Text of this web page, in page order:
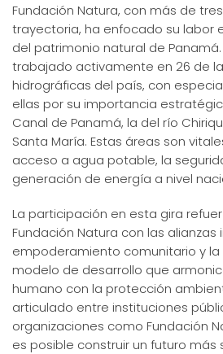
Fundación Natura, con más de
trayectoria, ha enfocado su labor
del patrimonio natural de Panamá.
trabajado activamente en 26 de
hidrográficas del país, con
ellas por su importancia
Canal de Panamá, la del río
Santa María. Estas áreas son
acceso a agua potable, la
generación de energía a nivel
La participación en esta gira
Fundación Natura con las alianzas
empoderamiento comunitario y
modelo de desarrollo que
humano con la protección
articulado entre instituciones
organizaciones como Fundación
es posible construir un futuro más